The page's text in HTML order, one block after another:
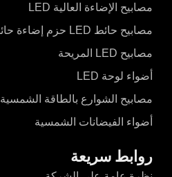
مصابيح الإضاءة العالية LED
مصابيح حائط LED حزم إضاءة حائط LED
مصابيح LED المريحة
أضواء لوحة LED
مصابيح الشوارع بالطاقة الشمسية
أضواء الفيضانات الشمسية
روابط سريعة